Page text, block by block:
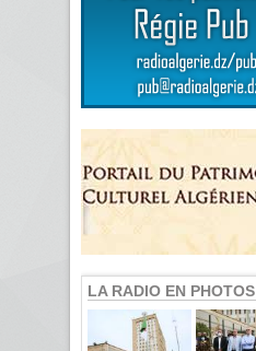
LA RADIO EN PHOTOS